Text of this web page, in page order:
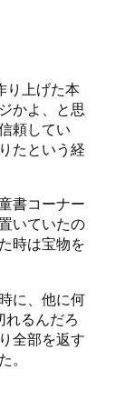
り上げた本
かよ、と思
頼してい
たという経
書コーナー
いていたの
時は宝物を
に、他に何
れるんだろ
全部を返す
。